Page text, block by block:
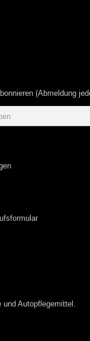
(Abmeldung
und Autopflegemittel .